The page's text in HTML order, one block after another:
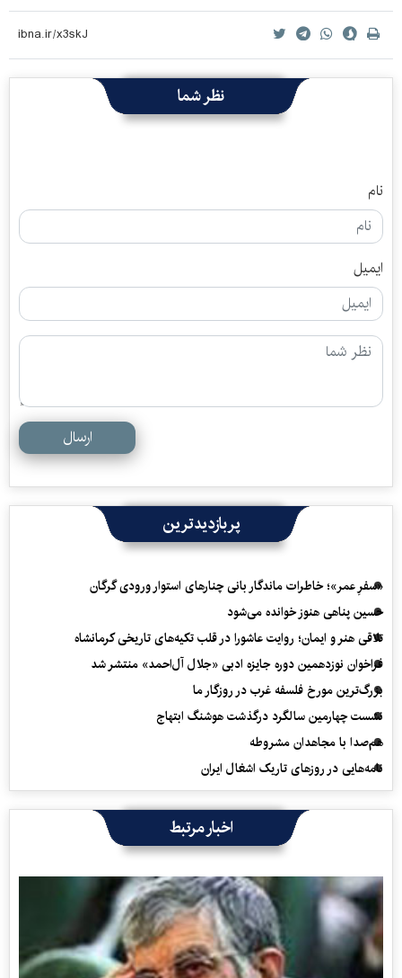
نظر شما
نام
ایمیل
ارسال
پربازدیدترین
«سفرِ عمر»؛ خاطرات ماندگار بانی چنارهای استوار ورودی گرگان
حسین پناهی هنوز خوانده می‌شود
تلاقی هنر و ایمان؛ روایت عاشورا در قلب تکیه‌های تاریخی کرمانشاه
فراخوان نوزدهمین دوره جایزه ادبی «جلال آل‌احمد» منتشر شد
بزرگ‌ترین مورخ فلسفه غرب در روزگار ما
نشست چهارمین سالگرد درگذشت هوشنگ ابتهاج
هم‌صدا با مجاهدان مشروطه
نامه‌هایی در روزهای تاریک اشغال ایران
اخبار مرتبط